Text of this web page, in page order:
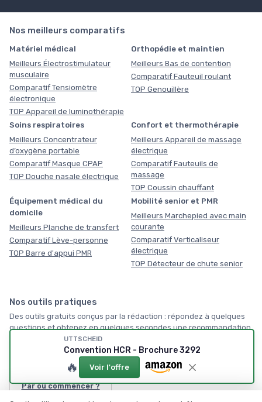
UTTSCHEID
Convention HCR - Brochure 3292
🔥 Voir l'offre
Nos meilleurs comparatifs
Matériel médical
Meilleurs Électrostimulateur
musculaire
Comparatif Tensiomètre
électronique
TOP Appareil de luminothérapie
Orthopédie et maintien
Meilleurs Bas de contention
Comparatif Fauteuil roulant
TOP Genouillère
Soins respiratoires
Meilleurs Concentrateur
d’oxygène portable
Comparatif Masque CPAP
TOP Douche nasale électrique
Confort et thermothérapie
Meilleurs Appareil de massage
électrique
Comparatif Fauteuils de
massage
TOP Coussin chauffant
Équipement médical du
domicile
Meilleurs Planche de transfert
Comparatif Lève-personne
TOP Barre d'appui PMR
Mobilité senior et PMR
Meilleurs Marchepied avec main
courante
Comparatif Verticaliseur
électrique
TOP Détecteur de chute senior
Nos outils pratiques
Des outils gratuits conçus par la rédaction : répondez à quelques
questions et obtenez en quelques secondes une recommandation
vraiment personnalisée, sans inscription, servez-vous !
🏠
Par où commencer ?